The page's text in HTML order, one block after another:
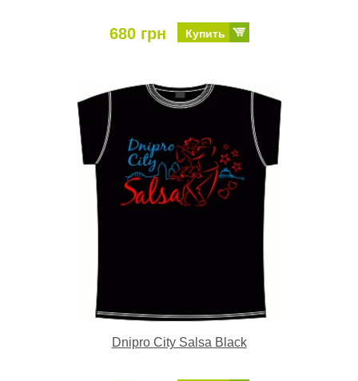
680 грн Купить
Dnipro City Salsa Black